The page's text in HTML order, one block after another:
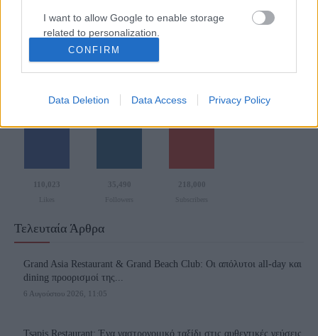
I want to allow Google to enable storage
related to personalization.
I want to allow Google to enable storage
related to security, including authentication
user protection.
CONFIRM
Data Deletion Data Access Privacy Policy
geleto αργά τη νύχτα είναι...
Follow us
110,023 35,490 218,000
Τελευταία Άρθρα
Grand Asia Restaurant & Grand Beach Club: Οι απόλυτοι all-day και
dining προορισμοί της...
6 Αυγούστου 2026, 11:05
Tsapis Restaurant: Ένα γαστρονομικό ταξίδι στις αυθεντικές γεύσεις